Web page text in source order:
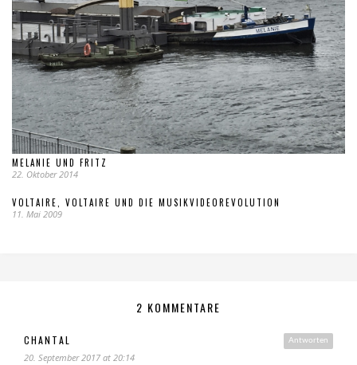
MELANIE UND FRITZ
22. Oktober 2014
VOLTAIRE, VOLTAIRE UND DIE MUSIKVIDEOREVOLUTION
11. Mai 2009
2 KOMMENTARE
Antworten
CHANTAL
20. September 2017 at 20:14